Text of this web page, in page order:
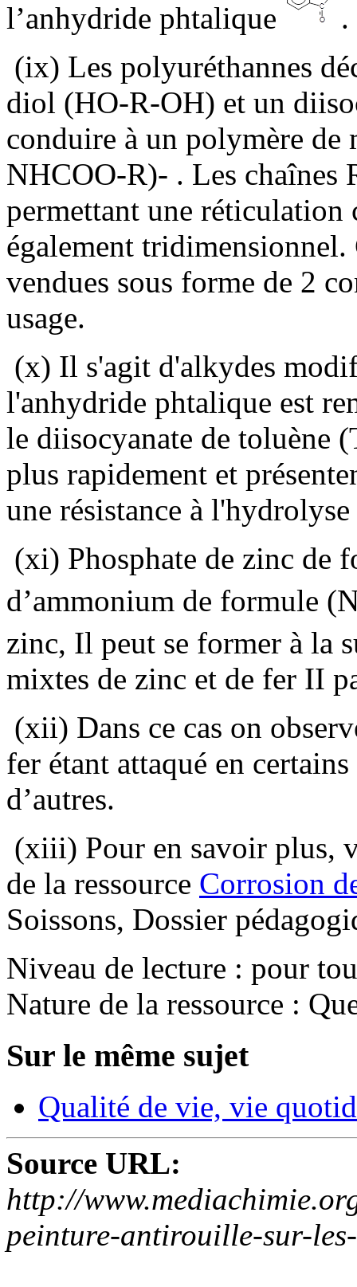
l’anhydride phtalique
.
(ix) Les polyuréthannes
diol (HO-R-OH) et un
conduire à un polymère
NHCOO-R)- . Les chaînes
permettant une réticulation
également
vendues sous forme de 2
usage.
(x) Il s'agit d'alkydes
l'anhydride phtalique est
le diisocyanate de toluène
plus rapidement et
une résistance à
(xi) Phosphate de zinc de
d’ammonium de formule
zinc, Il peut se former à la
mixtes de zinc et de fer II
(xii) Dans ce cas on
fer étant attaqué en
d’autres.
(xiii) Pour en savoir plus,
de la ressource Corrosion
Soissons, Dossier
Niveau de lecture : pour
Nature de la ressource :
Sur le même sujet
Qualité de vie, vie
Source URL:
http://
peinture-antirouille-sur-